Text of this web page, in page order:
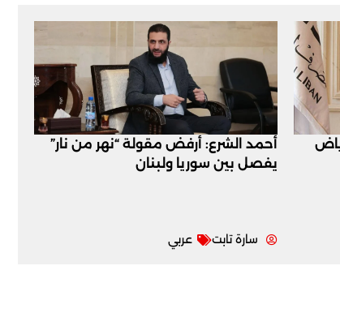
أحمد الشرع: أرفض مقولة “نهر من نار”
يفصل بين سوريا ولبنان
سارة تابت عربي